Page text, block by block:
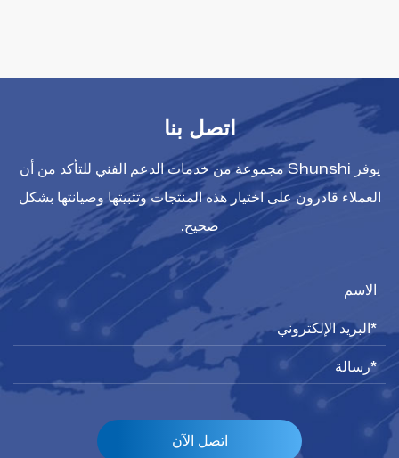
اتصل بنا
يوفر Shunshi مجموعة من خدمات الدعم الفني للتأكد من أن
العملاء قادرون على اختيار هذه المنتجات وتثبيتها وصيانتها بشكل
صحيح.
اتصل الآن